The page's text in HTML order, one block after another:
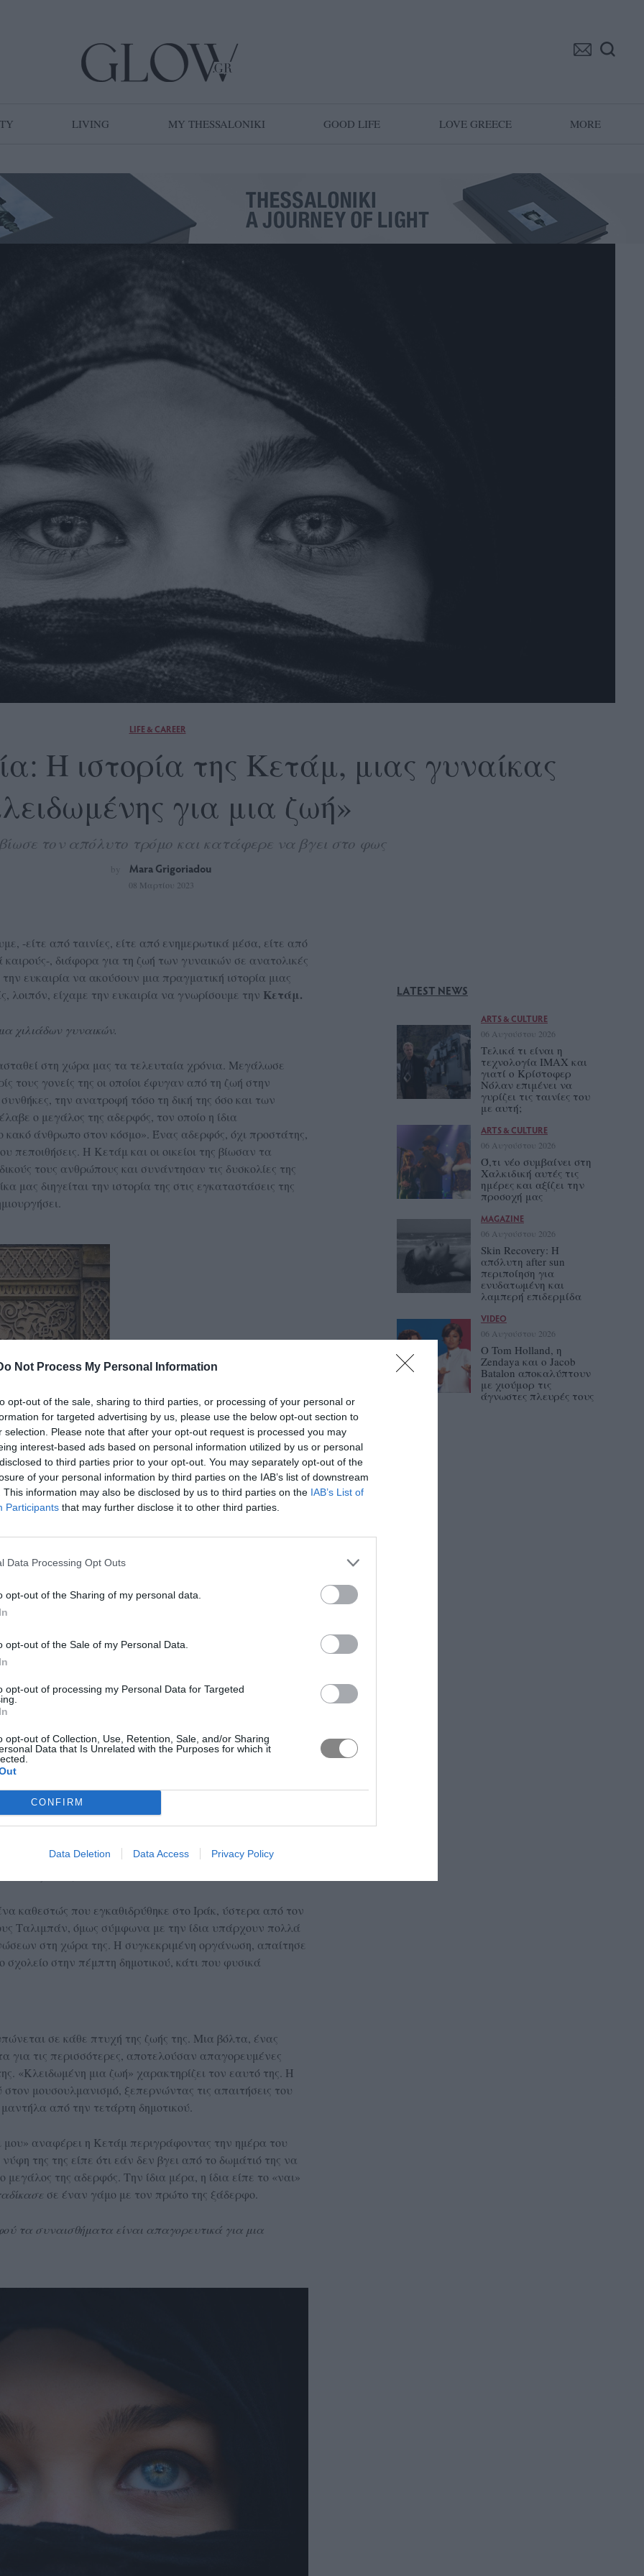
Not Process My Personal Information
opt-out of the sale, sharing to third parties, or processing of your personal or
for targeted advertising by us, please use the below opt-out section to
selection. Please note that after your opt-out request is processed you may
interest-based ads based on personal information utilized by us or personal
to third parties prior to your opt-out. You may separately opt-out of the
of your personal information by third parties on the IAB’s list of downstream
This information may also be disclosed by us to third parties on the IAB’s List of
Participants that may further disclose it to other third parties.
Data Processing Opt Outs
opt-out of the Sharing of my personal data.
opt-out of the Sale of my Personal Data.
opt-out of processing my Personal Data for Targeted
opt-out of Collection, Use, Retention, Sale, and/or Sharing
Data that Is Unrelated with the Purposes for which it
CONFIRM
Data Deletion Data Access Privacy Policy
LIVING MY THESSALONIKI GOOD LIFE LOVE GREECE MORE
LIFE & CAREER
Η ιστορία της Κετάμ, μιας γυναίκας
για μια ζωή»
τον απόλυτο τρόμο και κατάφερε να βγει στο φως
by Mara Grigoriadou
08 Μαρτίου 2023
-είτε από ταινίες, είτε από ενημερωτικά μέσα, είτε από
, διάφορα για τη ζωή των γυναικών σε ανατολικές
ευκαιρία να ακούσουν μια πραγματική ιστορία μιας
λοιπόν, είχαμε την ευκαιρία να γνωρίσουμε την Κετάμ.
χιλιάδων γυναικών.
στη χώρα μας τα τελευταία χρόνια. Μεγάλωσε
τους γονείς της οι οποίοι έφυγαν από τη ζωή στην
την ανατροφή τόσο τη δική της όσο και των
ο μεγάλος της αδερφός, τον οποίο η ίδια
κακό άνθρωπο στον κόσμο». Ένας αδερφός, όχι προστάτης,
πεποιθήσεις. Η Κετάμ και οι οικείοι της βίωσαν τα
τους ανθρώπους και συνάντησαν τις δυσκολίες της
μας διηγείται την ιστορία της στις εγκαταστάσεις της
Ιράκ;
Ιράκ ξεκινούν να παντρεύονται από τα πρώτα τους
έγινε ακόμη πιο αυστηρός λόγω της κρίσης που
και στην ίδια από την οικογένειά της. Αναρωτιέται
να παντρευτούν;Μας απαντάει: «Φυσικά και όχι.
τι σημαίνει το να παντρευτείς» και πολύ περισσότερο
τους, εκείνη παύει να αποτελεί επιλογή για τις
εξαιτίας των «Φιλίων».
καθεστώς που εγκαθιδρύθηκε στο Ιράκ, ύστερα από τον
Ταλιμπάν, όμως σύμφωνα με την ίδια υπάρχουν πολλά
στη χώρα της. Η συγκεκριμένη οργάνωση, απαίτησε
στην πέμπτη δημοτικού, κάτι που φυσικά
σε κάθε πτυχή της ζωής της. Μια βόλτα, ένας
για τις περισσότερες, αποτελούσαν απαγορευμένες
«Κλειδωμένη μια ζωή» χαρακτηρίζει τον εαυτό της. Η
μουσουλμανισμό, ξεπερνώντας τις απαιτήσεις του
από την τετάρτη δημοτικού.
μου» αναφέρει η Κετάμ περιγράφοντας την ημέρα του
της της είπε ότι εάν δεν βγει από το δωμάτιό της να
της αδερφός. Την ίδια μέρα, η ίδια είπε το «ναι»
σε έναν γάμο με τον πρώτο της ξάδερφο.
τα συναισθήματα είναι απαγορευτικά για μια
LATEST NEWS
ARTS & CULTURE
06 Αυγούστου 2026
Τελικά τι είναι η
τεχνολογία IMAX και
γιατί ο Κρίστοφερ
Νόλαν επιμένει να
γυρίζει τις ταινίες του
με αυτή;
ARTS & CULTURE
06 Αυγούστου 2026
Ό,τι νέο συμβαίνει στη
Χαλκιδική αυτές τις
ημέρες και αξίζει την
προσοχή μας
MAGAZINE
06 Αυγούστου 2026
Skin Recovery: Η
απόλυτη after sun
περιποίηση για
ενυδατωμένη και
λαμπερή επιδερμίδα
VIDEO
06 Αυγούστου 2026
Ο Tom Holland, η
Zendaya και ο Jacob
Batalon αποκαλύπτουν
με χιούμορ τις
άγνωστες πλευρές τους